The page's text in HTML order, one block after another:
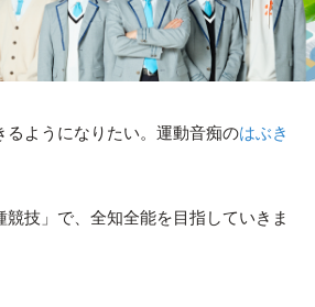
るようになりたい。運動音痴のはぶき
技」で、全知全能を目指していきま